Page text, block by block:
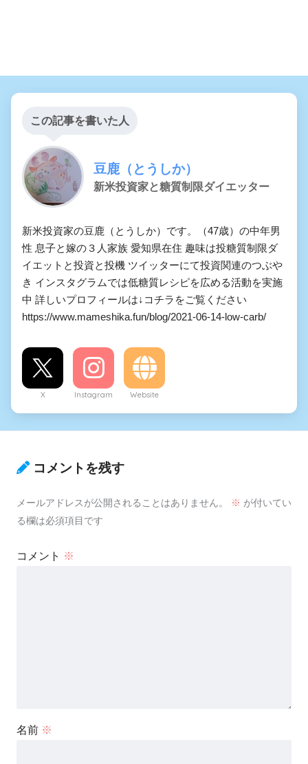
この記事を書いた人
豆鹿（とうしか）
新米投資家と糖質制限ダイエッター
新米投資家の豆鹿（とうしか）です。（47歳）の中年男
性 息子と嫁の３人家族 愛知県在住 趣味は投糖質制限ダ
イエットと投資と投機 ツイッターにて投資関連のつぶや
き インスタグラムでは低糖質レシピを広める活動を実施
中 詳しいプロフィールは↓コチラをご覧ください
https://www.mameshika.fun/blog/2021-06-14-low-carb/
X Instagram Website
コメントを残す
メールアドレスが公開されることはありません。 ※ が付いてい
る欄は必須項目です
コメント ※
名前 ※